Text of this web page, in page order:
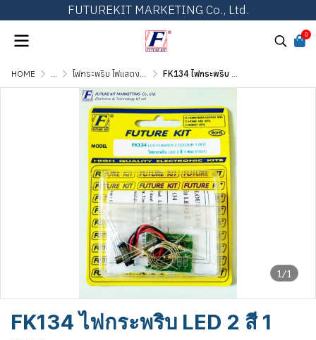
FUTUREKIT MARKETING Co., Ltd.
0
HOME ... ไฟกระพริบ ไฟแสดงผล และไฟเกมส์ต่างๆ FK134 ไฟกระพริบ LED 2 สี 1 ดวง
1/1
FK134 ไฟกระพริบ LED 2 สี 1